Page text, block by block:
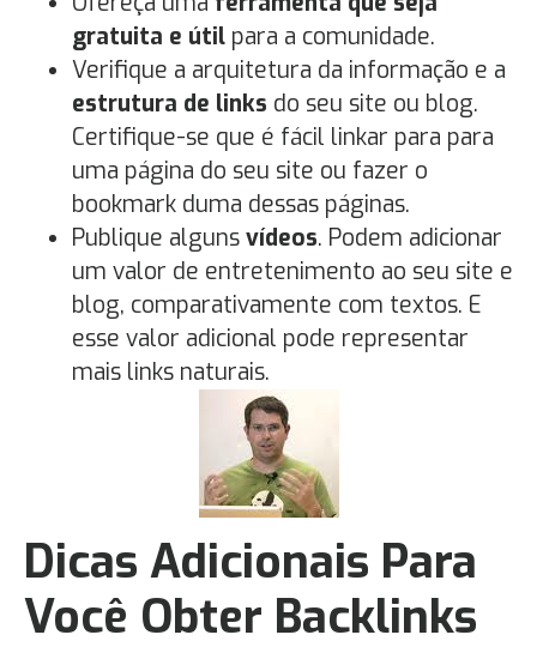
gratuita e útil para a comunidade.
Verifique a arquitetura da informação e a
estrutura de links do seu site ou blog.
Certifique-se que é fácil linkar para para
uma página do seu site ou fazer o
bookmark duma dessas páginas.
Publique alguns vídeos. Podem adicionar
um valor de entretenimento ao seu site e
blog, comparativamente com textos. E
esse valor adicional pode representar
mais links naturais.
Dicas Adicionais Para
Você Obter Backlinks